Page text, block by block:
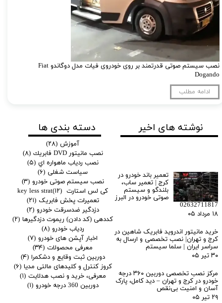
نصب سیستم صوتی قدرتمند بر روی خودروی فیات مدل دوگاندو Fiat
Dogando
ادامه مطلب
نوشته های اخیر
تعمیر باند خودرو در
کرج | تعمیر ساب،
بلندگو و سیستم
صوتی خودرو در البرز
02632711817
۱۸ مرداد ۰۵
خرید مانیتور اندروید فابریک شاهین در
کرج و تهران| نصب تخصصی و ارسال به
سراسر ایران | سلما سیستم
۳۰ تیر ۰۵
مرکز نصب تخصصی دوربین ۳۶۰ درجه
خودرو در کرج و تهران – دید کامل، پارک
آسان و امنیت بی‌نقص
۲۹ تیر ۰۵
دسته بندی ها
آموزش (۲۸)
نصب مانيتور DVD فابريك
(۸)
نصب ردياب ماهواره اي (۵)
سیاست شغلی (۶)
نصب سیستم صوتی خودرو (۳)
کی لس استارت key less strat (۱۲)
تعمیرات پخش فابریک (۲۱)
دزدگیر ضدسرقت خودرو (۲)
کددهی (کد دادن) ریموت دزدگیرها (۲)
ردیاب خودرو (۸)
اخبار آپشن های خودرو (۷)
معرفی محصولات (۳۴)
دوربین ثبت وقایع و دشکمرا (۴)
کروز کنترل و کلیدهای مالتی مدیا (۶)
معرفی، خرید و نصب هدلایت (۱)
دوربین 360 درجه خودرو
(۱)